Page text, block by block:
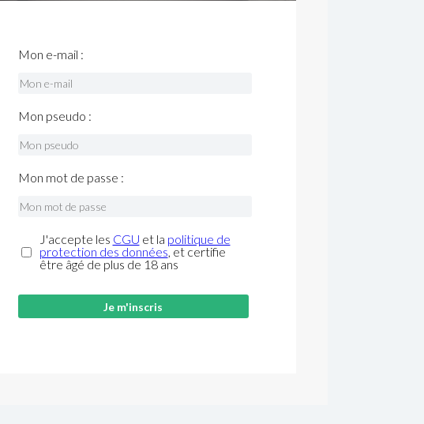
Mon e-mail :
Mon pseudo :
Mon mot de passe :
J'accepte les CGU et la politique de
protection des données, et certifie
être âgé de plus de 18 ans